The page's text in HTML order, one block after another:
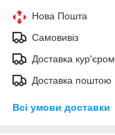
Нова Пошта
Самовивіз
Доставка кур'єром
Доставка поштою
Всі умови доставки